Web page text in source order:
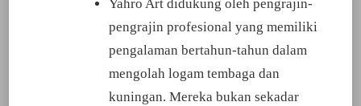
Yahro Art didukung oleh pengrajin-
pengrajin profesional yang memiliki
pengalaman bertahun-tahun dalam
mengolah logam tembaga dan
kuningan. Mereka bukan sekadar